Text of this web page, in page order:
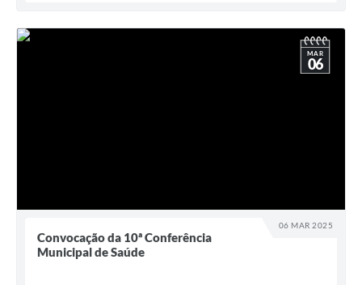
06 MAR 2025
MAR
06
Convocação da 10ª Conferência
Municipal de Saúde